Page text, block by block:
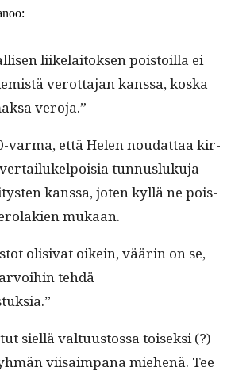
liike­laitok­sen pois­toil­la ei
verot­ta­jan kanssa, kos­ka
veroja.”
var­ma, että Helen nou­dat­taa kir­
tun­nus­luku­ja
kanssa, joten kyl­lä ne pois­
mukaan.
oli­si­vat oikein, väärin on se,
tehdä
siel­lä val­tu­us­tossa toisek­si (?)
vii­saim­pana miehenä. Tee